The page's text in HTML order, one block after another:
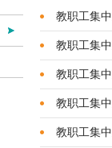
教职工集
教职工集
教职工集
教职工集
教职工集